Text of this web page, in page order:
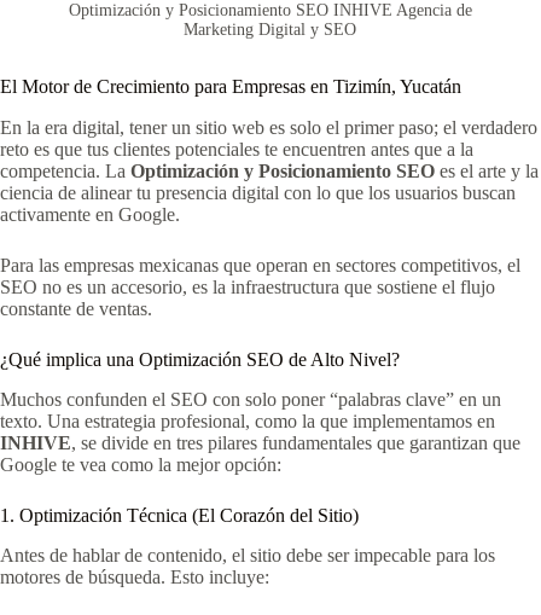
Optimización y Posicionamiento SEO INHIVE Agencia de
Marketing Digital y SEO
El Motor de Crecimiento para Empresas en Tizimín, Yucatán
En la era digital, tener un sitio web es solo el primer paso; el verdadero
reto es que tus clientes potenciales te encuentren antes que a la
competencia. La Optimización y Posicionamiento SEO es el arte y la
ciencia de alinear tu presencia digital con lo que los usuarios buscan
activamente en Google.
Para las empresas mexicanas que operan en sectores competitivos, el
SEO no es un accesorio, es la infraestructura que sostiene el flujo
constante de ventas.
¿Qué implica una Optimización SEO de Alto Nivel?
Muchos confunden el SEO con solo poner “palabras clave” en un
texto. Una estrategia profesional, como la que implementamos en
INHIVE, se divide en tres pilares fundamentales que garantizan que
Google te vea como la mejor opción:
1. Optimización Técnica (El Corazón del Sitio)
Antes de hablar de contenido, el sitio debe ser impecable para los
motores de búsqueda. Esto incluye: